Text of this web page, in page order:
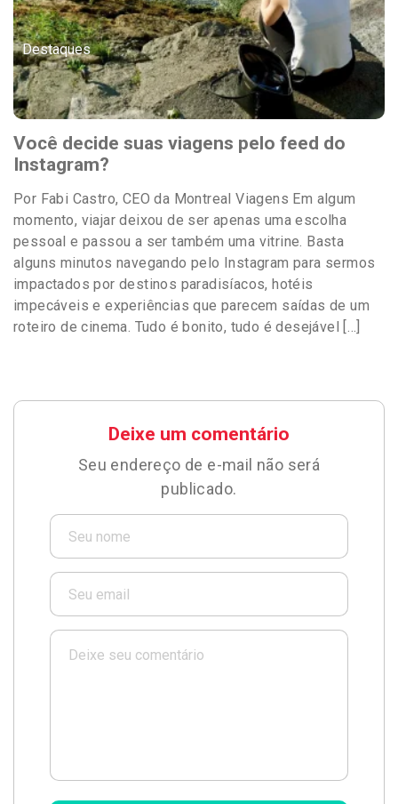
Destaques
Você decide suas viagens pelo feed do
Instagram?
Por Fabi Castro, CEO da Montreal Viagens Em algum
momento, viajar deixou de ser apenas uma escolha
pessoal e passou a ser também uma vitrine. Basta
alguns minutos navegando pelo Instagram para sermos
impactados por destinos paradisíacos, hotéis
impecáveis e experiências que parecem saídas de um
roteiro de cinema. Tudo é bonito, tudo é desejável […]
Deixe um comentário
Seu endereço de e-mail não será
publicado.